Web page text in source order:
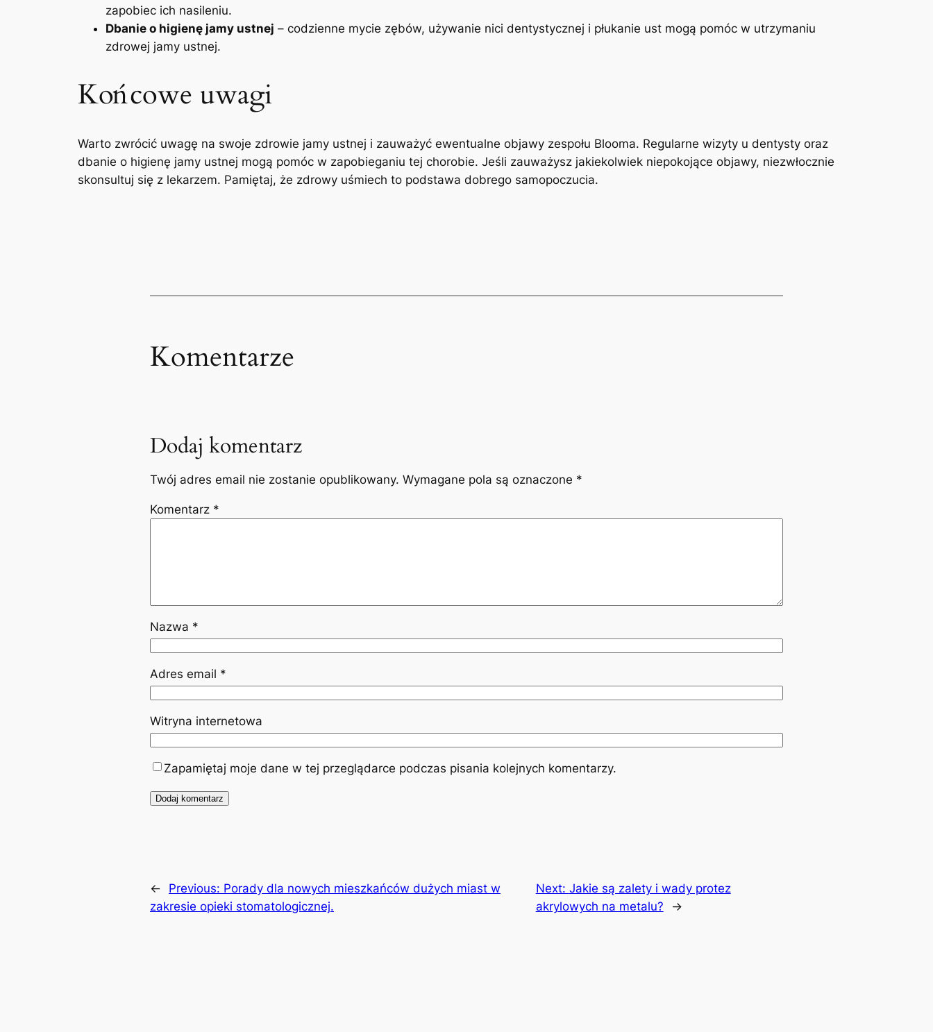
zapobiec ich ⁣nasileniu.
Dbanie o higienę jamy ustnej – codzienne mycie zębów, używanie nici dentystycznej i płukanie ust mogą pomóc w utrzymaniu‍
zdrowej jamy ustnej.
Końcowe uwagi
Warto zwrócić uwagę ⁢na swoje zdrowie jamy ustnej i zauważyć‌ ewentualne objawy zespołu⁣ Blooma. Regularne‍ wizyty u dentysty oraz
dbanie o higienę jamy⁤ ustnej mogą pomóc w ⁣zapobieganiu tej chorobie. ‍Jeśli​ zauważysz jakiekolwiek niepokojące objawy,⁢ niezwłocznie
skonsultuj się z lekarzem. Pamiętaj, że zdrowy uśmiech⁤ to podstawa dobrego samopoczucia.
Komentarze
Dodaj komentarz
Twój adres email nie zostanie opublikowany. Wymagane pola są oznaczone *
Komentarz *
Nazwa *
Adres email *
Witryna internetowa
Zapamiętaj moje dane w tej przeglądarce podczas pisania kolejnych komentarzy.
← Previous: Porady dla nowych mieszkańców dużych miast w
zakresie opieki stomatologicznej.
Next: Jakie są zalety i wady protez
akrylowych na metalu?
→